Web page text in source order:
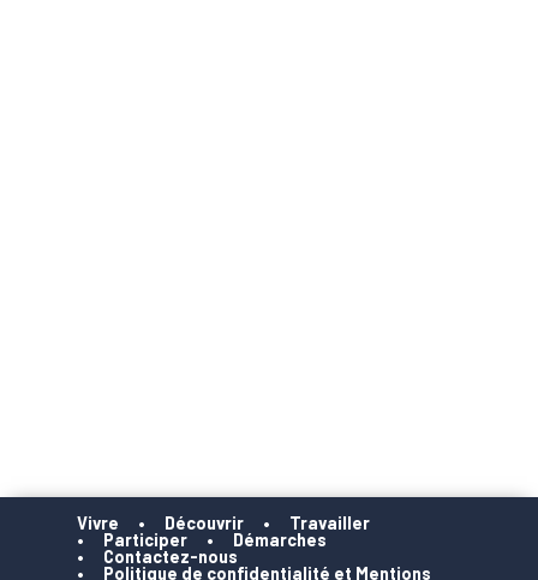
Vivre Découvrir
Travailler
Participer
Démarches
Contactez-nous
Politique de confidentialité et Mentions